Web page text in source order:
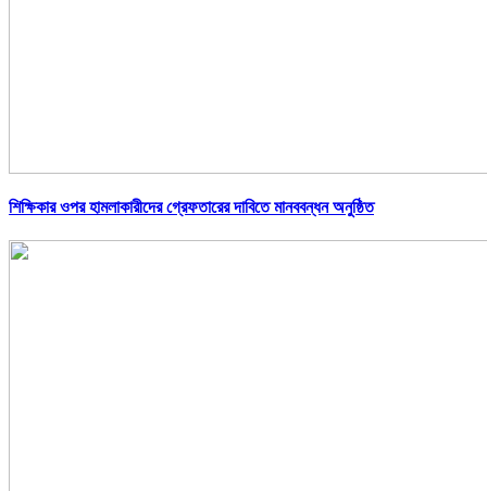
শিক্ষিকার ওপর হামলাকারীদের গ্রেফতারের দাবিতে মানববন্ধন অনুষ্ঠিত